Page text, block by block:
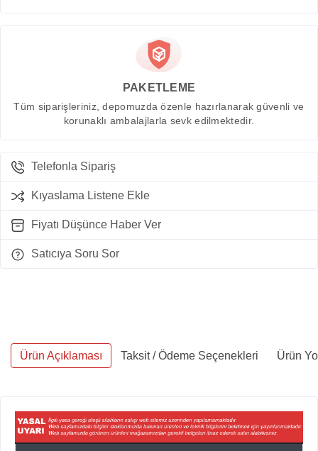
PAKETLEME
Tüm siparişleriniz, depomuzda özenle hazırlanarak güvenli ve
korunaklı ambalajlarla sevk edilmektedir.
Telefonla Sipariş
Kıyaslama Listene Ekle
Fiyatı Düşünce Haber Ver
Satıcıya Soru Sor
Ürün Açıklaması Taksit / Ödeme Seçenekleri Ürün